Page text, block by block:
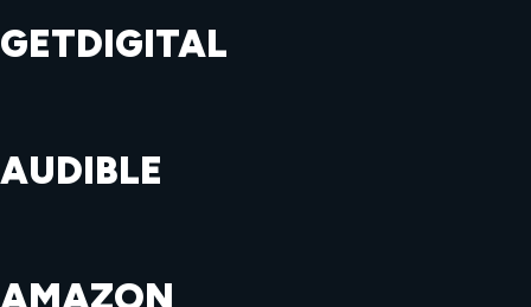
GETDIGITAL
AUDIBLE
AMAZON